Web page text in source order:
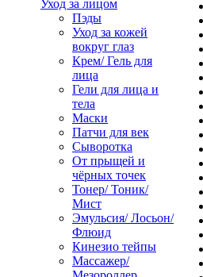
Уход за лицом
Пэды
Уход за кожей
вокруг глаз
Крем/ Гель для
лица
Гели для лица и
тела
Маски
Патчи для век
Сыворотка
От прыщей и
чёрных точек
Тонер/ Тоник/
Мист
Эмульсия/ Лосьон/
Флюид
Кинезио тейпы
Массажер/